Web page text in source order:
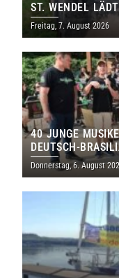
ST. WENDEL
DENKMALS EIN
Freitag, 7. August 2026
40 JUNGE
DEUTSCH-
THOLEY
Donnerstag, 6. August